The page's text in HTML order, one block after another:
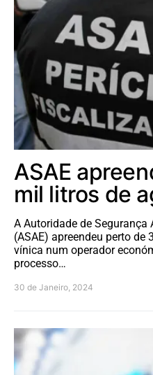
ASAE
mil litros de
A Autoridade de Segurança
(ASAE) apreendeu perto
vínica num operador
processo…
30 de Janeiro, 2024